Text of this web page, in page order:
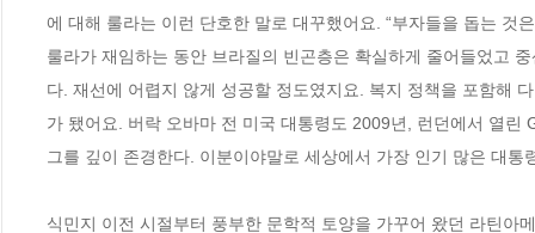
에 대해 룰라는 이런 단호한 말로 대꾸했어요. “부자들을 돕는 것
룰라가 재임하는 동안 브라질의 빈곤층은 확실하게 줄어들었고
다. 재선에 어렵지 않게 성공할 정도였지요. 복지 정책을 포함해
가 됐어요. 버락 오바마 전 미국 대통령도 2009년, 런던에서 열
그를 깊이 존경한다. 이분이야말로 세상에서 가장 인기 많은 대통
식민지 이전 시절부터 풍부한 문학적 토양을 가꾸어 왔던 라틴아